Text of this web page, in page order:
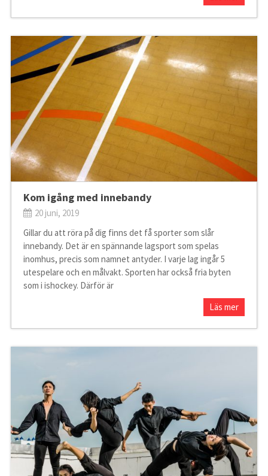
Kom igång med innebandy
20 juni, 2019
Gillar du att röra på dig finns det få sporter som slår
innebandy. Det är en spännande lagsport som spelas
inomhus, precis som namnet antyder. I varje lag ingår 5
utespelare och en målvakt. Sporten har också fria byten
som i ishockey. Därför är
Läs mer